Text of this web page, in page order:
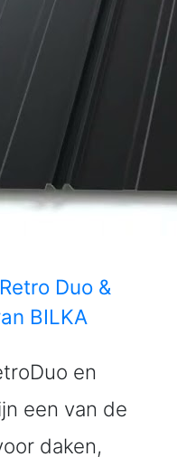
Duo &
BILKA
en
een van de
daken,